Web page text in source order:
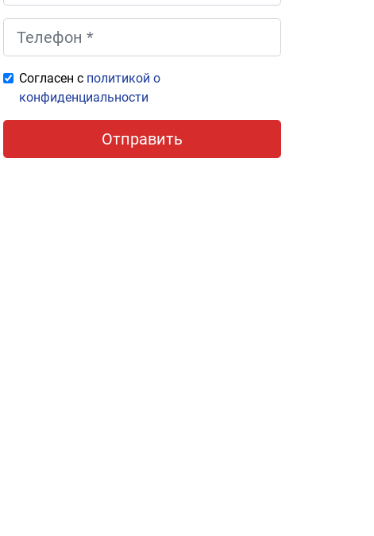
Согласен с политикой о
конфиденциальности
Отправить